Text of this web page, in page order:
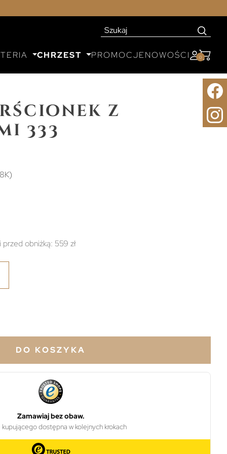
CHRZEST PROMOCJENOWOŚCI 0
z
333
przed obniżką: 559 zł
DO KOSZYKA